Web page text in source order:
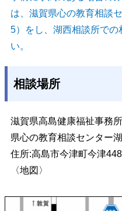
は、滋賀県心の教育相談
5）をし、湖西相談所での
い。
相談場所
滋賀県高島健康福祉事務
県心の教育相談センター湖
住所:高島市今津町今津
〈地図〉